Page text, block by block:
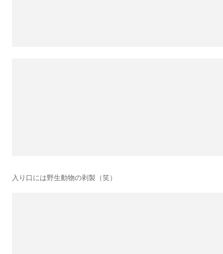
入り口には野生動物の剥製（笑）